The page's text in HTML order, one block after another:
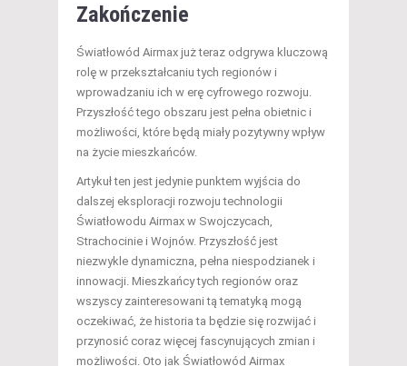
Zakończenie
Światłowód Airmax już teraz odgrywa kluczową
rolę w przekształcaniu tych regionów i
wprowadzaniu ich w erę cyfrowego rozwoju.
Przyszłość tego obszaru jest pełna obietnic i
możliwości, które będą miały pozytywny wpływ
na życie mieszkańców.
Artykuł ten jest jedynie punktem wyjścia do
dalszej eksploracji rozwoju technologii
Światłowodu Airmax w Swojczycach,
Strachocinie i Wojnów. Przyszłość jest
niezwykle dynamiczna, pełna niespodzianek i
innowacji. Mieszkańcy tych regionów oraz
wszyscy zainteresowani tą tematyką mogą
oczekiwać, że historia ta będzie się rozwijać i
przynosić coraz więcej fascynujących zmian i
możliwości. Oto jak Światłowód Airmax